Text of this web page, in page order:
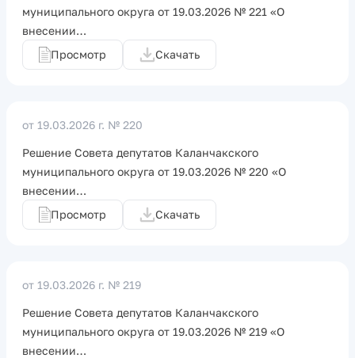
муниципального округа от 19.03.2026 № 221 «О
внесении…
Просмотр
Скачать
от 19.03.2026 г. № 220
Решение Совета депутатов Каланчакского
муниципального округа от 19.03.2026 № 220 «О
внесении…
Просмотр
Скачать
от 19.03.2026 г. № 219
Решение Совета депутатов Каланчакского
муниципального округа от 19.03.2026 № 219 «О
внесении…